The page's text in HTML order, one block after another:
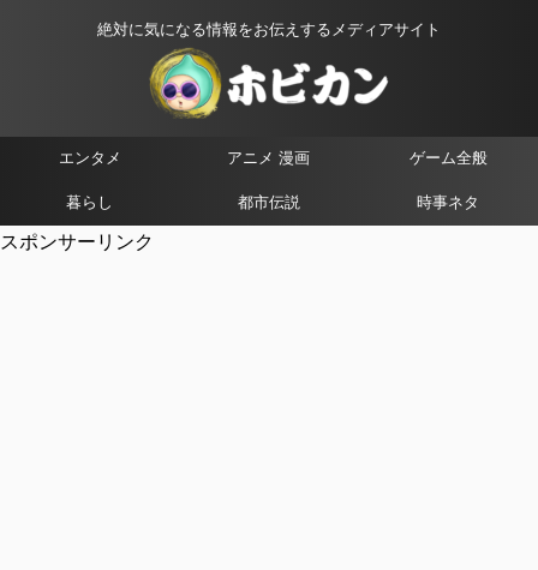
絶対に気になる情報をお伝えするメディアサイト
エンタメ アニメ 漫画 ゲーム全般
暮らし 都市伝説 時事ネタ
スポンサーリンク